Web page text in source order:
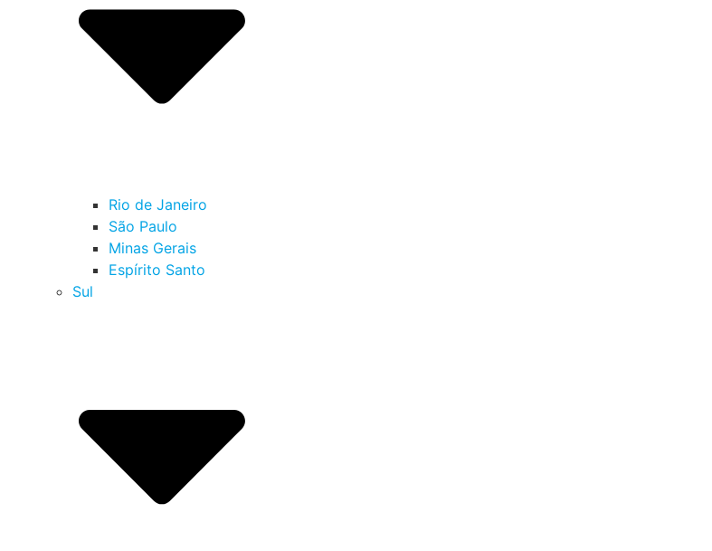
Rio de Janeiro
São Paulo
Minas Gerais
Espírito Santo
Sul